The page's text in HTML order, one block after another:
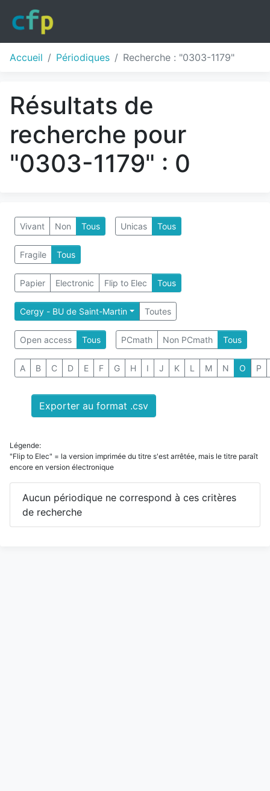
Accueil Périodiques Recherche : "0303-1179"
Résultats de
recherche pour
"0303-1179" : 0
Vivant Non Tous Unicas Tous
Fragile Tous
Papier Electronic Flip to Elec Tous
Cergy - BU de Saint-Martin Toutes
Open access Tous PCmath Non PCmath Tous
A B C D E F G H I J K L M N O P
Exporter au format .csv
Légende:
"Flip to Elec" = la version imprimée du titre s'est arrêtée, mais le titre paraît
encore en version électronique
Aucun périodique ne correspond à ces critères
de recherche